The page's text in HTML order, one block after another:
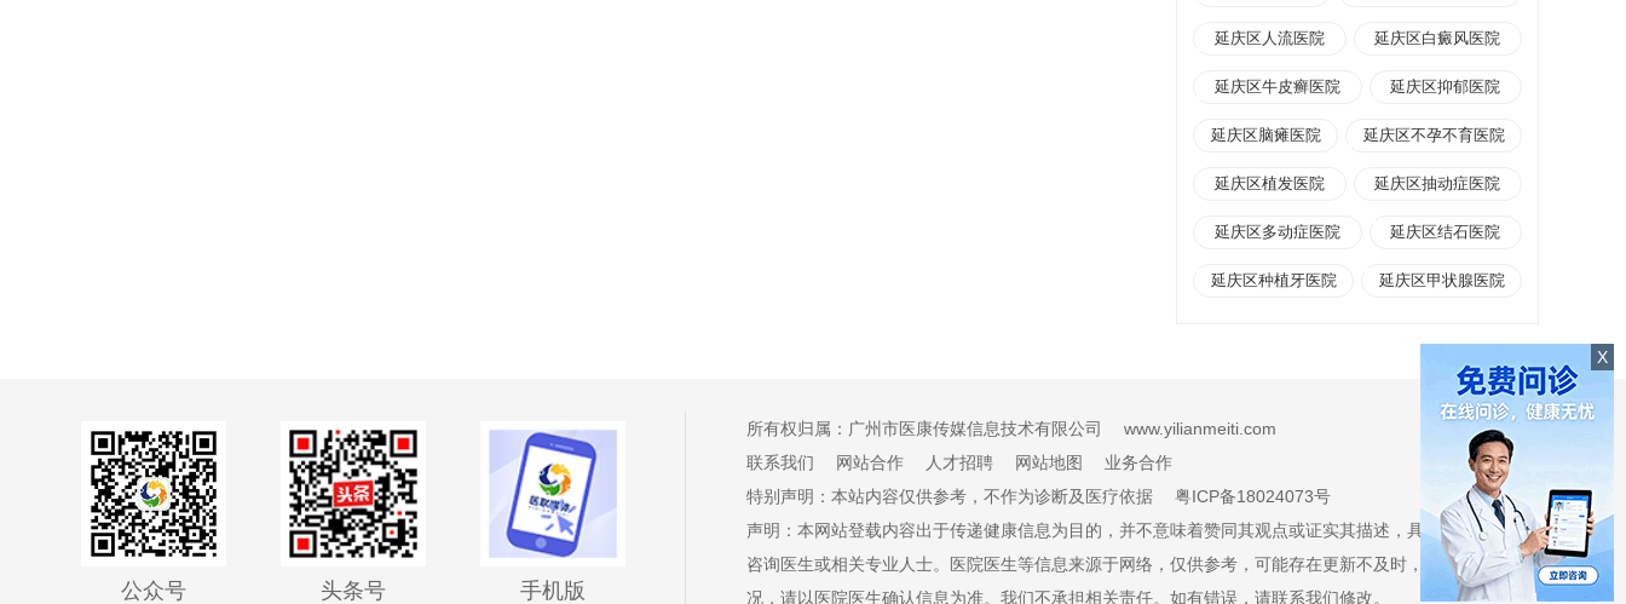
延庆区人流医院 延庆区白癜风医院
延庆区牛皮癣医院 延庆区抑郁医院
延庆区脑瘫医院 延庆区不孕不育医院
延庆区植发医院 延庆区抽动症医院
延庆区多动症医院 延庆区结石医院
延庆区种植牙医院 延庆区甲状腺医院
公众号 头条号 手机版
所有权归属：广州市医康传媒信息技术有限公司 www.yilianmeiti.com
联系我们
网站合作 人才招聘 网站地图
业务合作
特别声明：本站内容仅供参考，不作为诊断及医疗依据
粤ICP备18024073号
声明：本网站登载内容出于传递健康信息为目的，并不意味着赞同其观点或证实其描述，具体治疗及选购请
咨询医生或相关专业人士。医院医生等信息来源于网络，仅供参考，可能存在更新不及时，信息有误等情
况，请以医院医生确认信息为准。我们不承担相关责任。如有错误，请联系我们修改。
X